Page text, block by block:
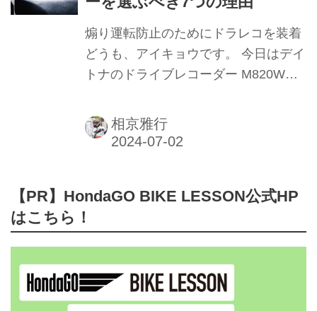
ユーザーの声を積極的に反映して毎シ
ーズン仕様変更を重ねる本シリーズ。
2026年モデルでは、さらに涼しさと快
ップされています。ここでは、すっか
煽り運転防止のためにドラレコを装着
どうも、アイキョウです。 今日はデイ
トナのドライブレコーダー M820WD
とになったのですが、ジャストタイミ
ングでした。 僕は二台のバイクを持っ
乗っていると煽り運転の被害にあう事
が多いんです。 アドレスV125からク
した。 アドレスV125にはちょっとや
んちゃな音がするマフラーを装着して
相京雅行
【PR】HondaGO BIKE LESSON公式HP
はこちら！